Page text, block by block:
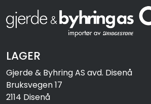
LAGER
Gjerde & Byhring AS avd. Disenå
Bruksvegen 17
2114 Disenå